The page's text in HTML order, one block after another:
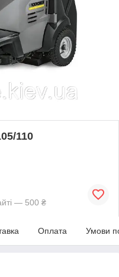
110
— 500 ₴
Оплата Умови